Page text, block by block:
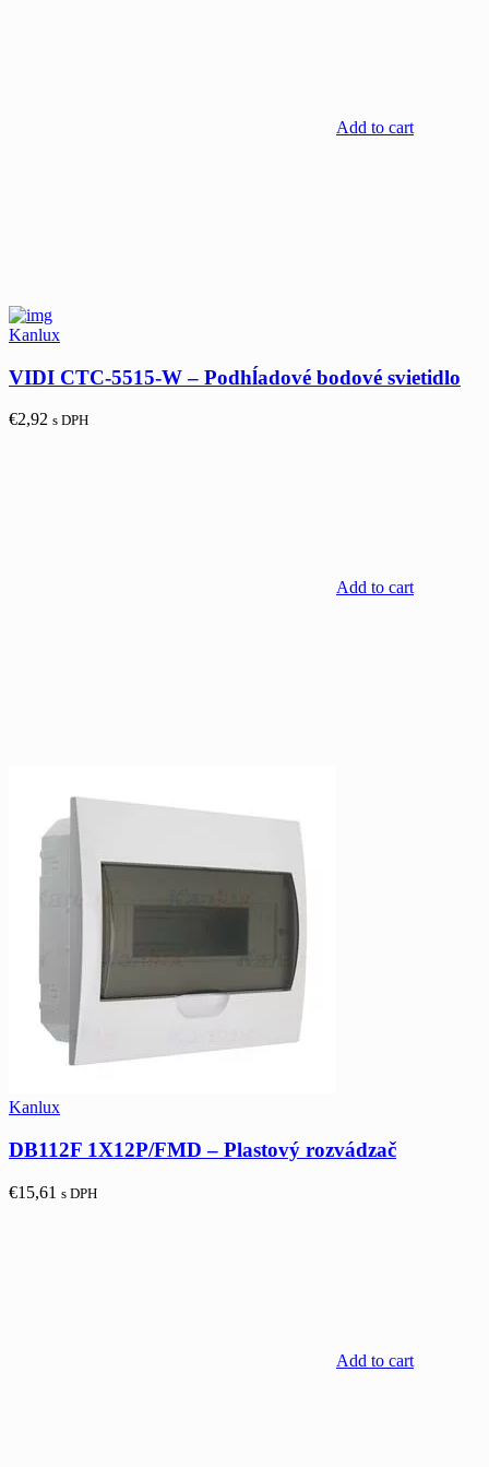
Add to cart
Kanlux
VIDI CTC-5515-W – Podhĺadové bodové svietidlo
€2,92 s DPH
Add to cart
Kanlux
DB112F 1X12P/FMD – Plastový rozvádzač
€15,61 s DPH
Add to cart